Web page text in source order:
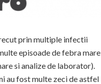
prin multiple infectii
episoade de febra mare
si analize de laborator).
au fost multe zeci de astfel